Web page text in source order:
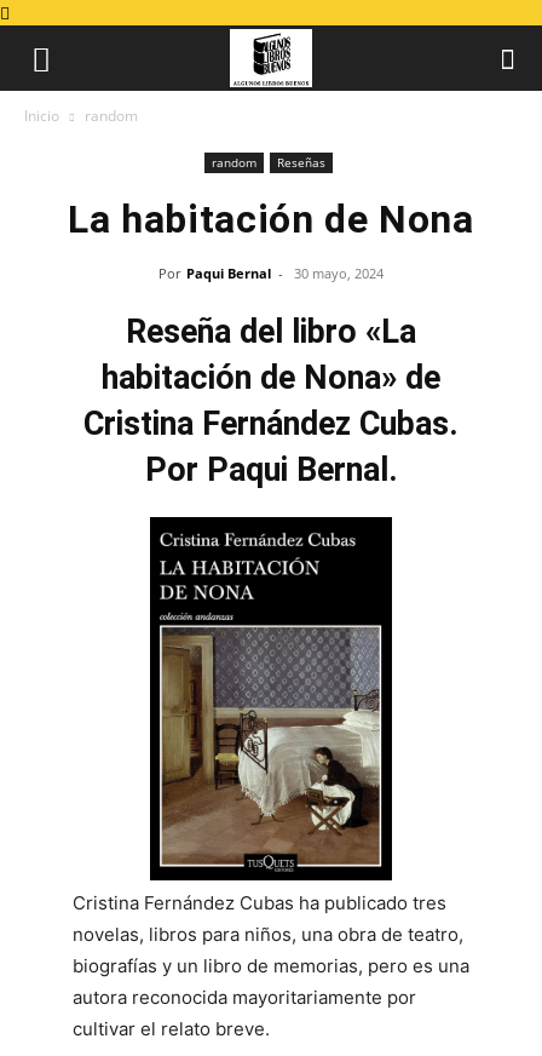
Inicio random
random Reseñas
La habitación de Nona
Por Paqui Bernal - 30 mayo, 2024
Reseña del libro «La
habitación de Nona» de
Cristina Fernández Cubas.
Por Paqui Bernal.
Cristina Fernández Cubas ha publicado tres
novelas, libros para niños, una obra de teatro,
biografías y un libro de memorias, pero es una
autora reconocida mayoritariamente por
cultivar el relato breve.